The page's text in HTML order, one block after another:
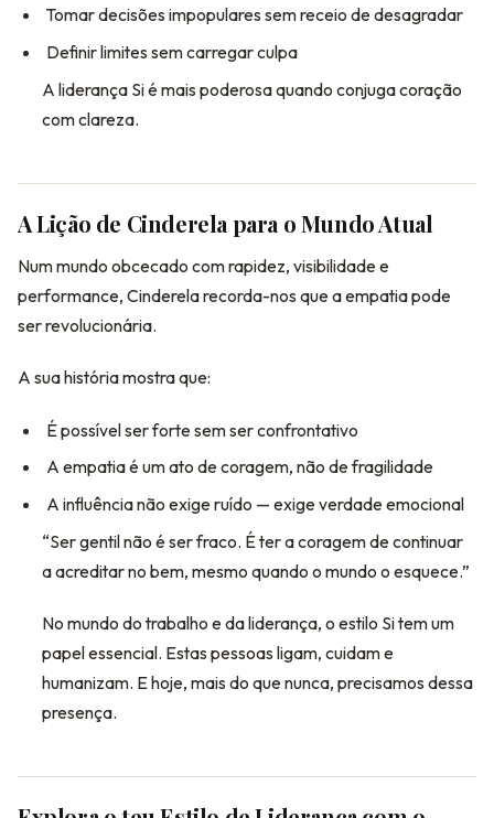
Tomar decisões impopulares sem receio de desagradar
Definir limites sem carregar culpa
A liderança Si é mais poderosa quando conjuga coração
com clareza.
A Lição de Cinderela para o Mundo Atual
Num mundo obcecado com rapidez, visibilidade e
performance, Cinderela recorda-nos que a empatia pode
ser revolucionária.
A sua história mostra que:
É possível ser forte sem ser confrontativo
A empatia é um ato de coragem, não de fragilidade
A influência não exige ruído — exige verdade emocional
“Ser gentil não é ser fraco. É ter a coragem de continuar
a acreditar no bem, mesmo quando o mundo o esquece.”
No mundo do trabalho e da liderança, o estilo Si tem um
papel essencial. Estas pessoas ligam, cuidam e
humanizam. E hoje, mais do que nunca, precisamos dessa
presença.